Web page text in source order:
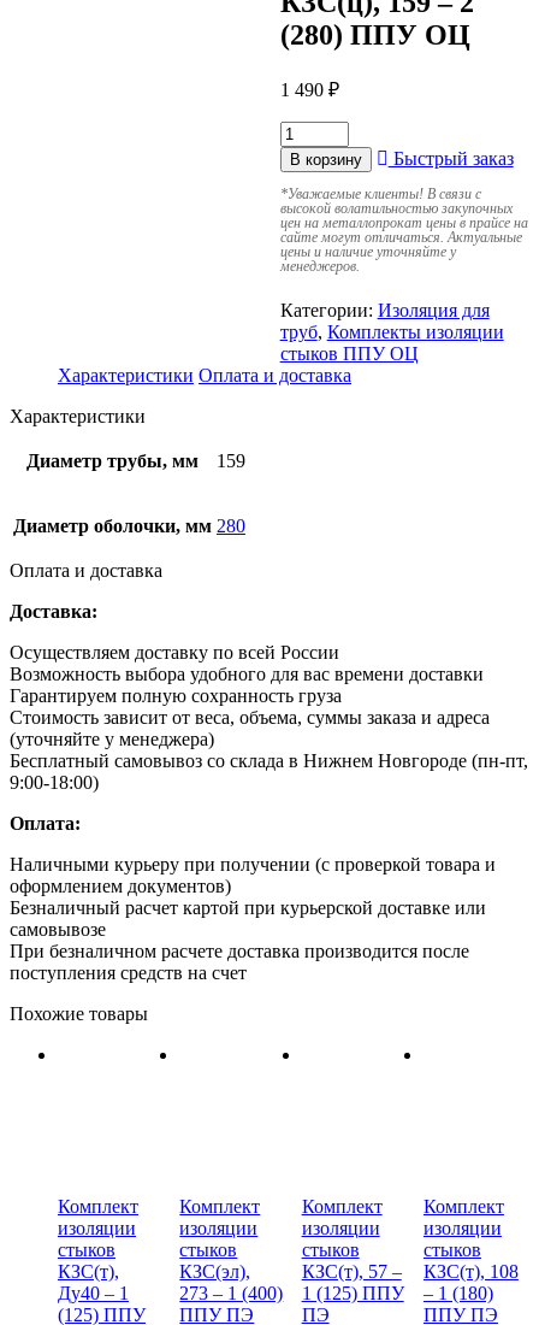
(280) ППУ ОЦ
1 490 ₽
В корзину Быстрый заказ
*Уважаемые клиенты! В связи с
высокой волатильностью закупочных
цен на металлопрокат цены в прайсе на
сайте могут отличаться. Актуальные
цены и наличие уточняйте у
менеджеров.
Категории: Изоляция для
труб, Комплекты изоляции
стыков ППУ ОЦ
Характеристики Оплата и доставка
Характеристики
Диаметр трубы, мм 159
Диаметр оболочки, мм 280
Оплата и доставка
Доставка:
Осуществляем доставку по всей России
Возможность выбора удобного для вас времени доставки
Гарантируем полную сохранность груза
Стоимость зависит от веса, объема, суммы заказа и адреса
(уточняйте у менеджера)
Бесплатный самовывоз со склада в Нижнем Новгороде (пн-пт,
9:00-18:00)
Оплата:
Наличными курьеру при получении (с проверкой товара и
оформлением документов)
Безналичный расчет картой при курьерской доставке или
самовывозе
При безналичном расчете доставка производится после
поступления средств на счет
Похожие товары
Комплект
изоляции
стыков
КЗС(т),
Ду40 – 1
(125) ППУ
Комплект
изоляции
стыков
КЗС(эл),
273 – 1 (400)
ППУ ПЭ
Комплект
изоляции
стыков
КЗС(т), 57 –
1 (125) ППУ
ПЭ
Комплект
изоляции
стыков
КЗС(т), 108
– 1 (180)
ППУ ПЭ